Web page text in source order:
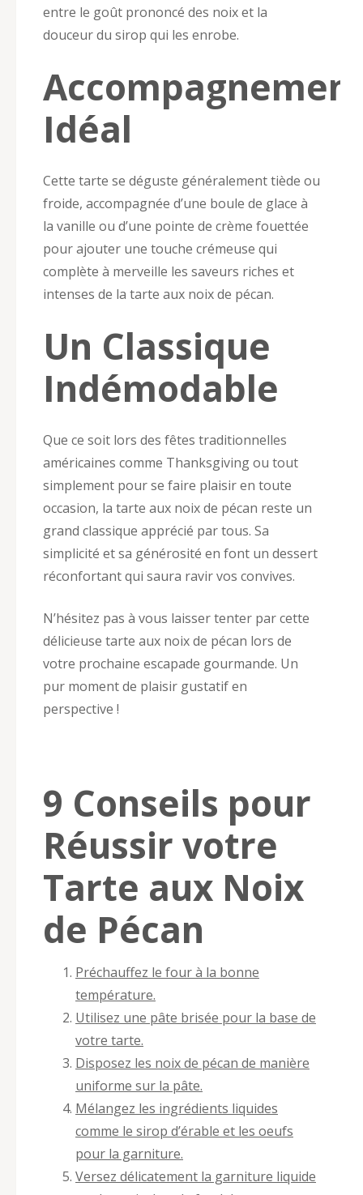
entre le goût prononcé des noix et la
douceur du sirop qui les enrobe.
Idéal
Cette tarte se déguste généralement tiède ou
froide, accompagnée d’une boule de glace à
la vanille ou d’une pointe de crème fouettée
pour ajouter une touche crémeuse qui
complète à merveille les saveurs riches et
intenses de la tarte aux noix de pécan.
Un Classique
Indémodable
Que ce soit lors des fêtes traditionnelles
américaines comme Thanksgiving ou tout
simplement pour se faire plaisir en toute
occasion, la tarte aux noix de pécan reste un
grand classique apprécié par tous. Sa
simplicité et sa générosité en font un dessert
réconfortant qui saura ravir vos convives.
N’hésitez pas à vous laisser tenter par cette
délicieuse tarte aux noix de pécan lors de
votre prochaine escapade gourmande. Un
pur moment de plaisir gustatif en
perspective !
9 Conseils pour
Réussir votre
Tarte aux Noix
de Pécan
Préchauffez le four à la bonne
température.
Utilisez une pâte brisée pour la base de
votre tarte.
Disposez les noix de pécan de manière
uniforme sur la pâte.
Mélangez les ingrédients liquides
comme le sirop d’érable et les oeufs
pour la garniture.
Versez délicatement la garniture liquide